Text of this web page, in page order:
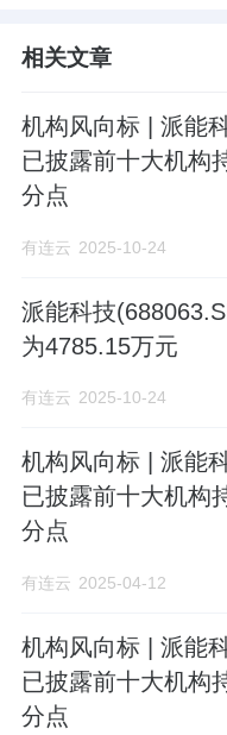
相关文章
机构风向标 | 派能
已披露前十大机构
分点
有连云 2025-10-24
派能科技
为4785.15万元
有连云 2025-10-24
机构风向标 | 派能
已披露前十大机构
分点
有连云 2025-04-12
机构风向标 | 派能
已披露前十大机构
分点